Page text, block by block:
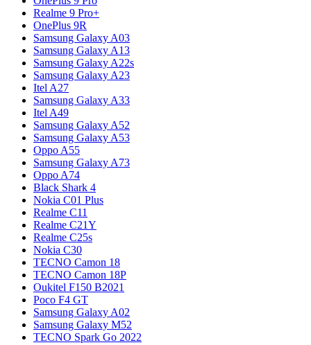
Realme 9 Pro+
OnePlus 9R
Samsung Galaxy A03
Samsung Galaxy A13
Samsung Galaxy A22s
Samsung Galaxy A23
Itel A27
Samsung Galaxy A33
Itel A49
Samsung Galaxy A52
Samsung Galaxy A53
Oppo A55
Samsung Galaxy A73
Oppo A74
Black Shark 4
Nokia C01 Plus
Realme C11
Realme C21Y
Realme C25s
Nokia C30
TECNO Camon 18
TECNO Camon 18P
Oukitel F150 B2021
Poco F4 GT
Samsung Galaxy A02
Samsung Galaxy M52
TECNO Spark Go 2022